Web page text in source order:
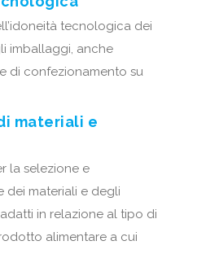
tecnologica dei
imballaggi, anche
di confezionamento su
materiali e
la selezione e
dei materiali e degli
in relazione al tipo di
alimentare a cui